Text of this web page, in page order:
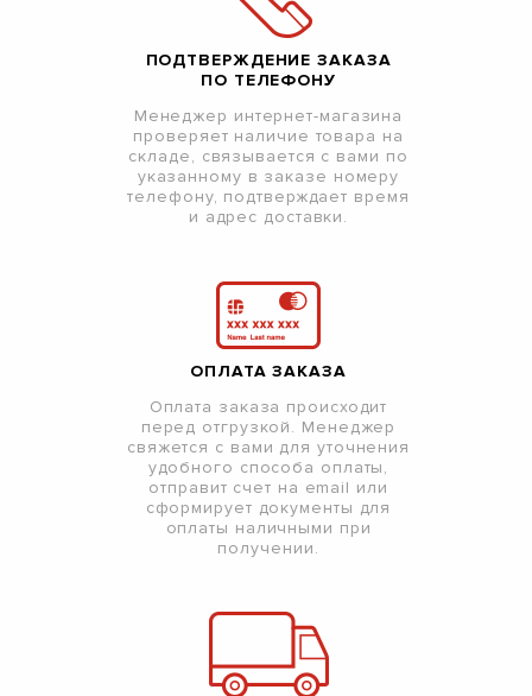
ПОДТВЕРЖДЕНИЕ ЗАКАЗА
ПО ТЕЛЕФОНУ
Менеджер интернет-магазина
проверяет наличие товара на
складе, связывается с вами по
указанному в заказе номеру
телефону, подтверждает время
и адрес доставки.
ОПЛАТА ЗАКАЗА
Оплата заказа происходит
перед отгрузкой. Менеджер
свяжется с вами для уточнения
удобного способа оплаты,
отправит счет на email или
сформирует документы для
оплаты наличными при
получении.